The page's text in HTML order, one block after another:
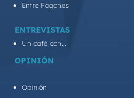
Entre Fogones
ENTREVISTAS
Un café con...
OPINIÓN
Opinión